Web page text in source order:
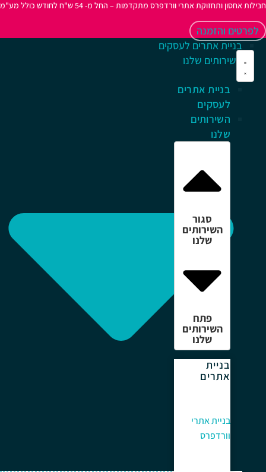
אחסון ותחזוקת אתרי וורדפרס מתקדמות – החל מ- 54 ש"ח לחודש כולל מע"מ
והזמנה
בניית אתרים
לעסקים
השירותים
שלנו
סגור
השירותים
שלנו
פתח
השירותים
שלנו
בניית
אתרים
בניית אתרי
וורדפרס
בניית אתרים לעסקים
השירותים שלנו